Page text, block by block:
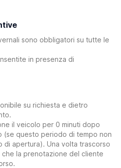
sono obbligatori su tutte le
in presenza di
su richiesta e dietro
il veicolo per 0 minuti dopo
(se questo periodo di tempo non
di apertura). Una volta trascorso
la prenotazione del cliente